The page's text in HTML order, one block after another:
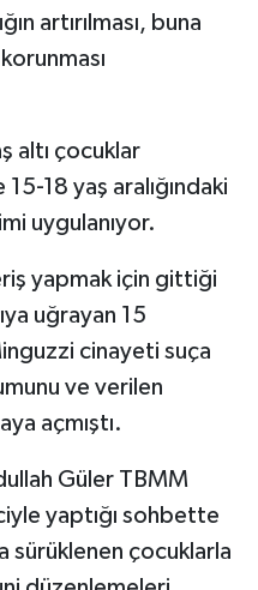
artırılması, buna
altı çocuklar
15-18 yaş aralığındaki
uygulanıyor.
yapmak için gittiği
uğrayan 15
cinayeti suça
ve verilen
açmıştı.
Güler TBMM
yaptığı sohbette
sürüklenen çocuklarla